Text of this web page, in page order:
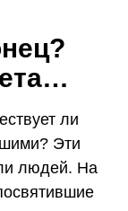
ли
Эти
людей. На